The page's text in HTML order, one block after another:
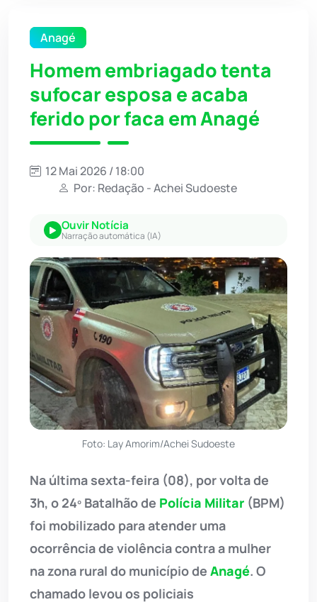
Anagé
Homem embriagado tenta
sufocar esposa e acaba
ferido por faca em Anagé
12 Mai 2026 / 18:00
Por: Redação - Achei Sudoeste
Ouvir Notícia
Narração automática (IA)
Foto: Lay Amorim/Achei Sudoeste
Na última sexta-feira (08), por volta de
3h, o 24º Batalhão de Polícia Militar (BPM)
foi mobilizado para atender uma
ocorrência de violência contra a mulher
na zona rural do município de Anagé. O
chamado levou os policiais